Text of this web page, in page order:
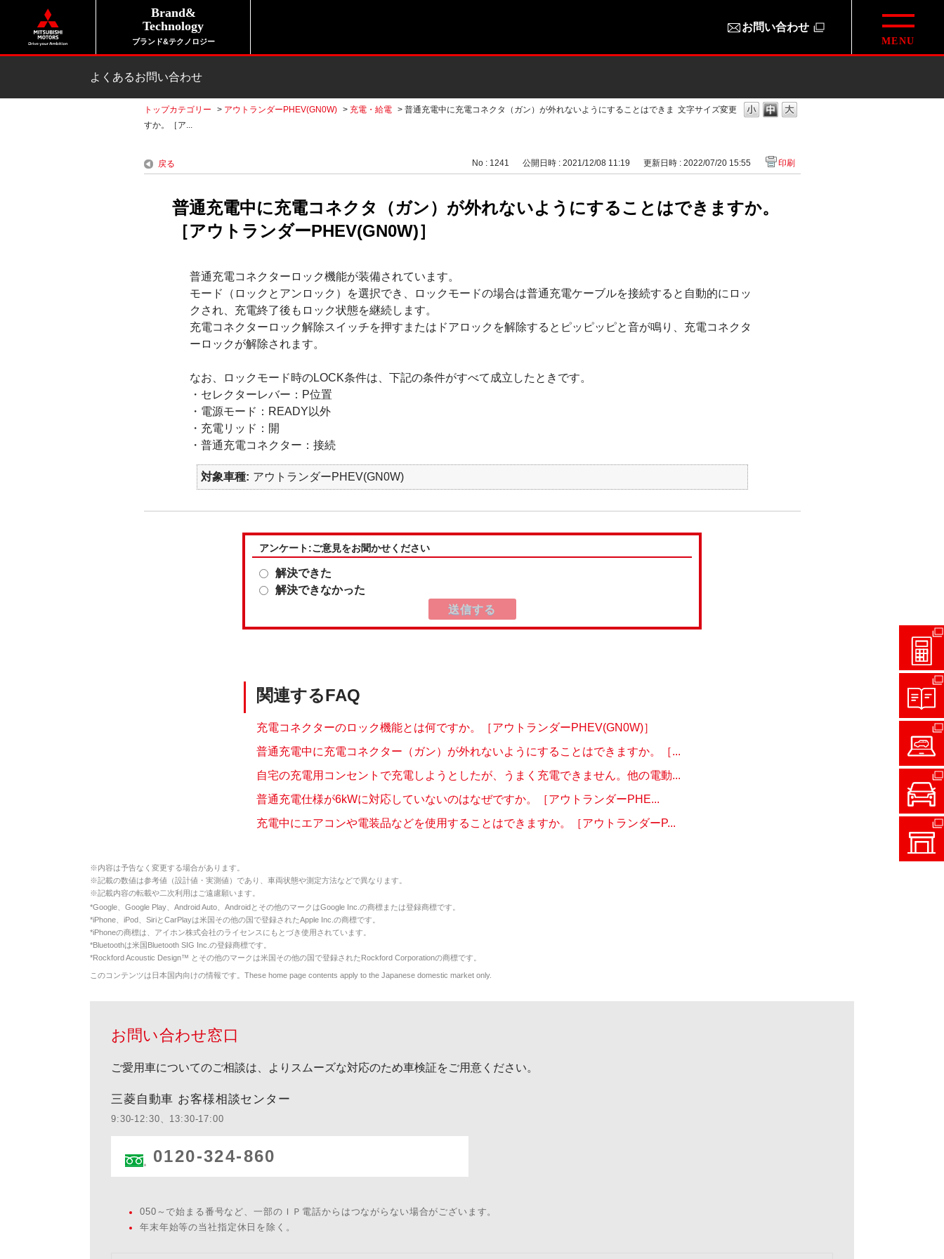
Brand&
Technology
ブランド&テクノロジー
お問い合わせ
よくあるお問い合わせ
文字サイズ変更
トップカテゴリー > アウトランダーPHEV(GN0W) > 充電・給電 > 普通充電中に充電コネクタ（ガン）が外れないようにすることはできま
すか。［ア...
戻る No : 1241 公開日時 : 2021/12/08 11:19 更新日時 : 2022/07/20 15:55 印刷
普通充電中に充電コネクタ（ガン）が外れないようにすることはできますか。
［アウトランダーPHEV(GN0W)］
普通充電コネクターロック機能が装備されています。
モード（ロックとアンロック）を選択でき、ロックモードの場合は普通充電ケーブルを接続すると自動的にロッ
クされ、充電終了後もロック状態を継続します。
充電コネクターロック解除スイッチを押すまたはドアロックを解除するとピッピッピと音が鳴り、充電コネクタ
ーロックが解除されます。
なお、ロックモード時のLOCK条件は、下記の条件がすべて成立したときです。
・セレクターレバー：P位置
・電源モード：READY以外
・充電リッド：開
・普通充電コネクター：接続
対象車種 アウトランダーPHEV(GN0W)
アンケート:ご意見をお聞かせください
解決できた
解決できなかった
関連するFAQ
充電コネクターのロック機能とは何ですか。［アウトランダーPHEV(GN0W)］
普通充電中に充電コネクター（ガン）が外れないようにすることはできますか。［...
自宅の充電用コンセントで充電しようとしたが、うまく充電できません。他の電動...
普通充電仕様が6kWに対応していないのはなぜですか。［アウトランダーPHE...
充電中にエアコンや電装品などを使用することはできますか。［アウトランダーP...
※内容は予告なく変更する場合があります。
※記載の数値は参考値（設計値・実測値）であり、車両状態や測定方法などで異なります。
※記載内容の転載や二次利用はご遠慮願います。
*Google、Google Play、Android Auto、Androidとその他のマークはGoogle Inc.の商標または登録商標です。
*iPhone、iPod、SiriとCarPlayは米国その他の国で登録されたApple Inc.の商標です。
*iPhoneの商標は、アイホン株式会社のライセンスにもとづき使用されています。
*Bluetoothは米国Bluetooth SIG Inc.の登録商標です。
*Rockford Acoustic Design™ とその他のマークは米国その他の国で登録されたRockford Corporationの商標です。
このコンテンツは日本国内向けの情報です。These home page contents apply to the Japanese domestic market only.
お問い合わせ窓口
ご愛用車についてのご相談は、よりスムーズな対応のため車検証をご用意ください。
三菱自動車 お客様相談センター
9:30-12:30、13:30-17:00
0120-324-860
050～で始まる番号など、一部のＩＰ電話からはつながらない場合がございます。
年末年始等の当社指定休日を除く。